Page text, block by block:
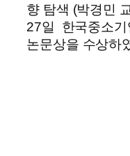
향 탐색 (박경민
27일 한국중소기
논문상을 수상하